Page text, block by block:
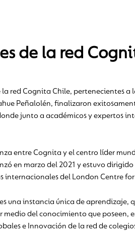
de la red
la red Cognita Chile, pertenecientes
Peñalolén, finalizaron
junto a académicos y expertos
entre Cognita y el centro líder
en marzo del 2021 y estuvo
internacionales del London Centre for
una instancia única de
medio del conocimiento que poseen,
e Innovación de la red de